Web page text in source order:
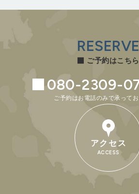
RESERVE
ご予約はこちら
080-2309-
ご予約はお電話のみで承ってお
アクセス
ACCESS